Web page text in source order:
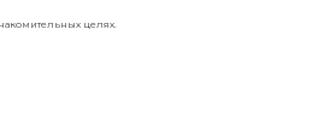
целях.